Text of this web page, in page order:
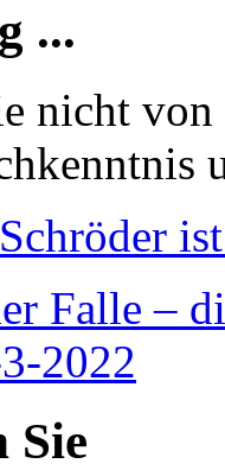
...
nicht
Falle –
2022
Sie